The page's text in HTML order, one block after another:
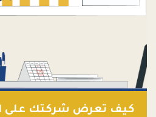
كيف تعرض شركتك على